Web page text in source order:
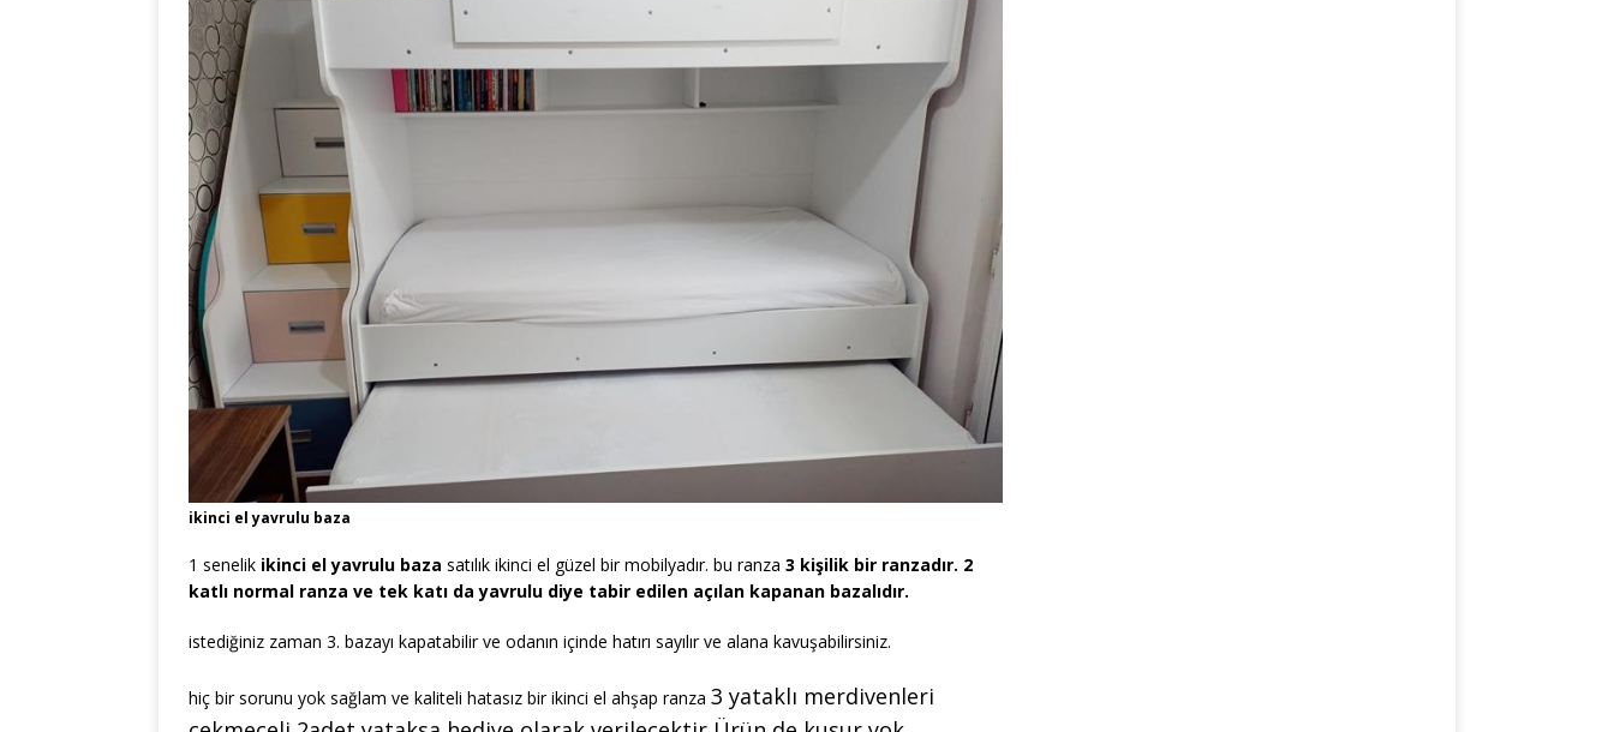
ikinci el yavrulu baza
1 senelik ikinci el yavrulu baza satılık ikinci el güzel bir mobilyadır. bu ranza 3 kişilik bir ranzadır. 2
katlı normal ranza ve tek katı da yavrulu diye tabir edilen açılan kapanan bazalıdır.
istediğiniz zaman 3. bazayı kapatabilir ve odanın içinde hatırı sayılır ve alana kavuşabilirsiniz.
hiç bir sorunu yok sağlam ve kaliteli hatasız bir ikinci el ahşap ranza 3 yataklı merdivenleri